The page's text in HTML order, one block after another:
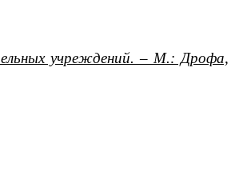
учреждений. – М.: Дрофа,